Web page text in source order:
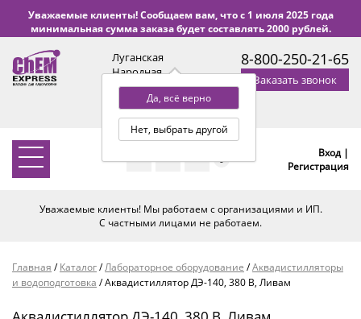
Уважаемые клиенты! Сообщаем вам, что с 1 июля 2025 года
минимальная сумма заказа будет составлять 2000 рублей.
Луганская
Народная
Республика
Да, всё верно
Нет, выбрать другой
с 9:00 до 18:00 по Уфе
(+2 МСК)
8-800-250-21-65
Заказать звонок
0
Вход |
Регистрация
Уважаемые клиенты! Мы работаем с организациями и ИП.
С частными лицами не работаем.
Главная /Каталог/Лабораторное оборудование /Аквадистилляторы
и водоподготовка /Аквадистиллятор ДЭ-140, 380 В, Ливам